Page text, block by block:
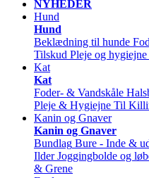
NYHEDER
Hund
Hund
Beklædning til hunde
Tilskud Pleje og hygiejne
Kat
Kat
Foder- & Vandskåle
Pleje & Hygiejne Til
Kanin og Gnaver
Kanin og Gnaver
Bundlag Bure - Inde &
Ilder Joggingbolde og
& Grene